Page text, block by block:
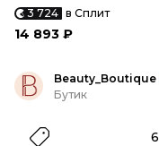
3 724 в Сплит
14 893 ₽
Beauty_Boutique
Бутик
6